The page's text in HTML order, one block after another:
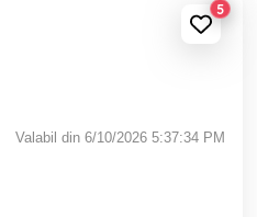
5
Valabil din 6/10/2026 5:37:34 PM